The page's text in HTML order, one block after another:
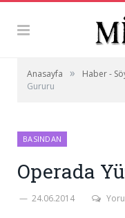
Anasayfa » Haber -
Gururu
BASINDAN
Operada
24.06.2014